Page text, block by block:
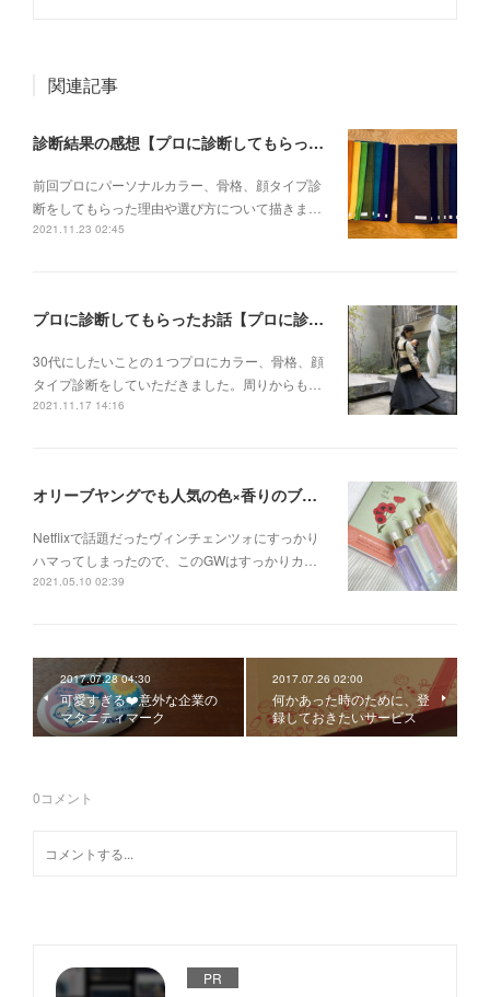
関連記事
診断結果の感想【プロに診断してもらった Vol.2】
前回プロにパーソナルカラー、骨格、顔タイプ診
断をしてもらった理由や選び方について描きま…
2021.11.23 02:45
プロに診断してもらったお話【プロに診断してもらった Vol.1】
30代にしたいことの１つプロにカラー、骨格、顔
タイプ診断をしていただきました。周りからも…
2021.11.17 14:16
オリーブヤングでも人気の色×香りのブランドが日本上陸！
Netflixで話題だったヴィンチェンツォにすっかり
ハマってしまったので、このGWはすっかりカ…
2021.05.10 02:39
2017.07.28 04:30
可愛すぎる❤️意外な企業の
マタニティマーク
2017.07.26 02:00
何かあった時のために、登
録しておきたいサービス
0コメント
PR